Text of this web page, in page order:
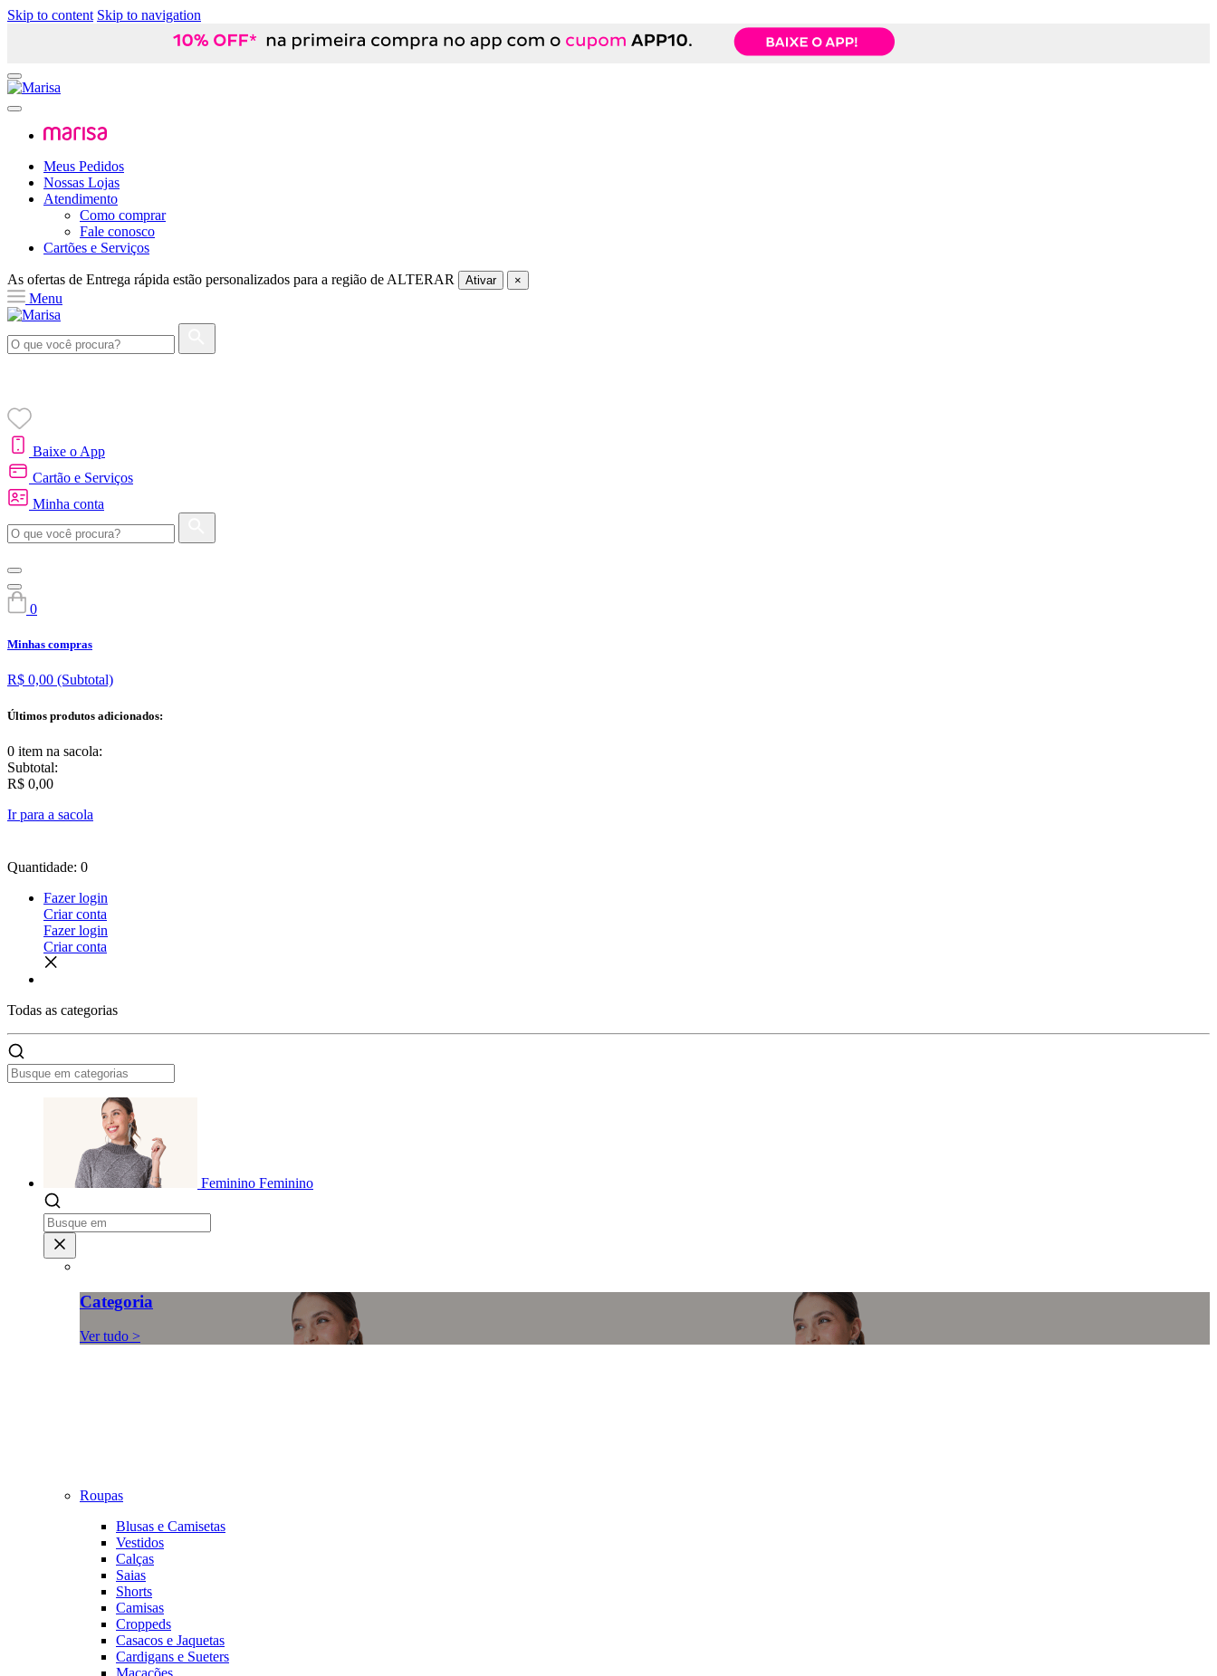
Skip to content Skip to navigation
Meus Pedidos
Nossas Lojas
Atendimento
Como comprar
Fale conosco
Cartões e Serviços
As ofertas de Entrega rápida estão personalizados para a região de ALTERAR Ativar ×
Menu
Baixe o App
Cartão e Serviços
Minha conta
0
Minhas compras
R$ 0,00 (Subtotal)
Últimos produtos adicionados:
0 item na sacola:
Subtotal:
R$ 0,00
Ir para a sacola
Quantidade: 0
Fazer login
Criar conta
Fazer login
Criar conta
Todas as categorias
Feminino Feminino
Categoria
Ver tudo >
Roupas
Blusas e Camisetas
Vestidos
Calças
Saias
Shorts
Camisas
Croppeds
Casacos e Jaquetas
Cardigans e Sueters
Macacões